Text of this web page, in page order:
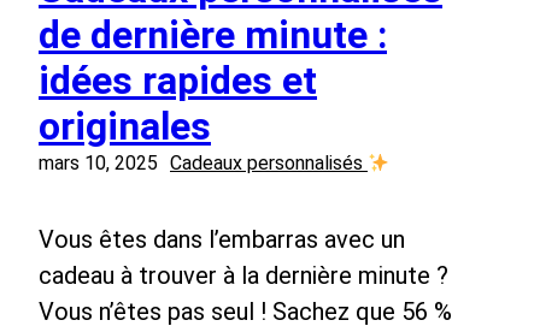
de dernière minute :
idées rapides et
originales
mars 10, 2025 Cadeaux personnalisés
Vous êtes dans l’embarras avec un
cadeau à trouver à la dernière minute ?
Vous n’êtes pas seul ! Sachez que 56 %